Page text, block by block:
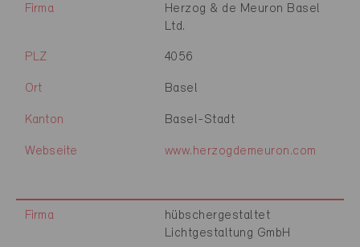
Firma
Herzog & de Meuron Basel
Ltd.
PLZ 4056
Ort Basel
Kanton Basel-Stadt
Webseite www.herzogdemeuron.com
Firma
hübschergestaltet
Lichtgestaltung GmbH